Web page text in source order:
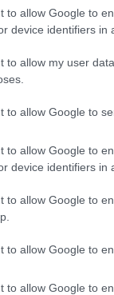
to allow Google to
device identifiers in
to allow my user
to allow Google to
to allow Google to
device identifiers in
to allow Google to
to allow Google to
to allow Google to
Ποιοι θα